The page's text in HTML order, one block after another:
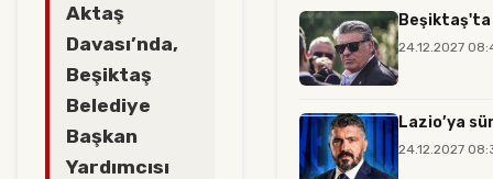
Aktaş
Davası’nda,
Beşiktaş
Belediye
Başkan
Yardımcısı
Beşiktaş'ta
24.12.2027
Lazio’ya
24.12.2027